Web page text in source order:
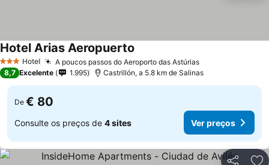
3 EstrelasHotel A poucos passos do Aeroporto das Astúrias
Hotel Arias Aeropuerto
8,7 Excelente 1.995 Castrillón, a 5.8 km de Salinas
De € 80
Consulte os preços de 4 sites Ver preços